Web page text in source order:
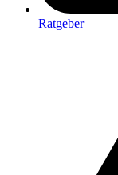
Ratgeber